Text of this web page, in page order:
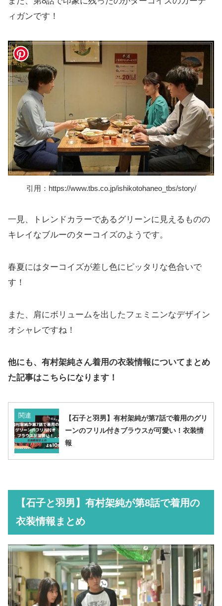
ィガンです！
引用：https://www.tbs.co.jp/ishikotohaneo_tbs/story/
一見、トレンドカラーであるグリーンに見えるものの
キレイなブルーのターコイズのようです。
春夏にはターコイズが差し色にピッタリな色合いで
す！
また、肩にボリュームを出したフェミニンなデザイン
オシャレですね！
他にも、有村架純さん着用の衣装情報についてまとめ
た記事はこちらになります！
関連
【石子と羽男】有村架純が第7話で着用のグリ
ーンのフリル付きブラウスが可愛い！衣装情
報
【石子と羽男】有村架純が第8話で着用の
衣装情報まとめ